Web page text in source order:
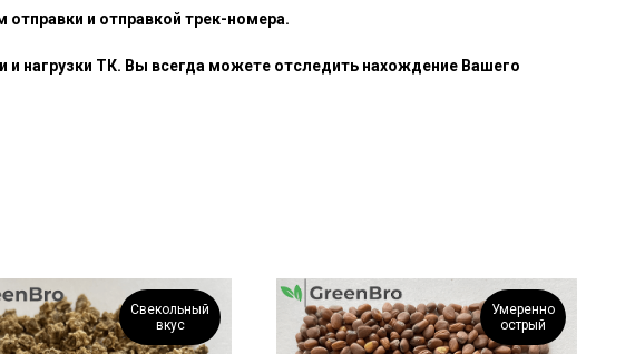
и отправкой трек-номера.
и нагрузки ТК. Вы всегда можете отследить нахождение Вашего
Свекольный
вкус
Умеренно
острый